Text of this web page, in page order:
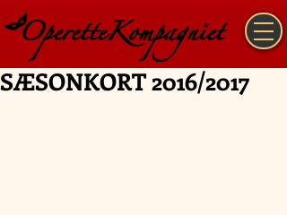
SÆSONKORT 2016/2017